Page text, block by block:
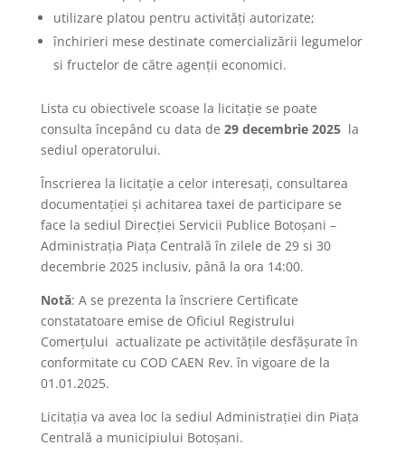
utilizare platou pentru activități autorizate;
închirieri mese destinate comercializării legumelor
si fructelor de către agenții economici.
Lista cu obiectivele scoase la licitaţie se poate
consulta începând cu data de 29 decembrie 2025la
sediul operatorului.
Înscrierea la licitaţie a celor interesaţi, consultarea
documentaţiei şi achitarea taxei de participare se
face la sediul Direcției Servicii Publice Botoşani –
Administrația Piața Centrală în zilele de 29 si 30
decembrie 2025 inclusiv, până la ora 14:00.
Notă: A se prezenta la înscriere Certificate
constatatoare emise de Oficiul Registrului
Comerțului actualizate pe activitățile desfășurate în
conformitate cu COD CAEN Rev. în vigoare de la
01.01.2025.
Licitaţia va avea loc la sediul Administrației din Piața
Centrală a municipiului Botoșani.